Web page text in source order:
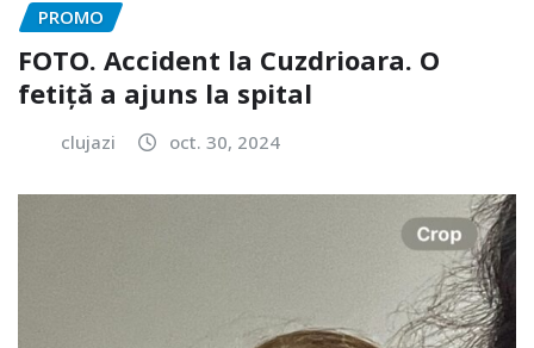
PROMO
FOTO. Accident la Cuzdrioara. O
fetiță a ajuns la spital
clujazi oct. 30, 2024